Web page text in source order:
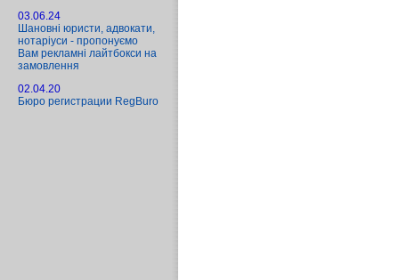
03.06.24
Шановні юристи, адвокати,
нотаріуси - пропонуємо
Вам рекламні лайтбокси на
замовлення
02.04.20
Бюро регистрации RegBuro